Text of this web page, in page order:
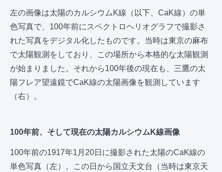
左の画像は太陽のカルシウムK線（以下、CaK線）の単
色写真で、100年前にスペクトロヘリオグラフで撮影さ
れた写真をデジタル化したものです。当時は東京の麻布
で太陽観測をしており、この場所から本格的な太陽観測
が始まりました。それから100年後の現在も、三鷹の太
陽フレア望遠鏡でCaK線の太陽画像を観測しています
（右）。
100年前、そして現在の太陽カルシウムK線画像
100年前の1917年1月20日に撮影された太陽のCaK線の
単色写真（左）。この日から国立天文台（当時は東京天